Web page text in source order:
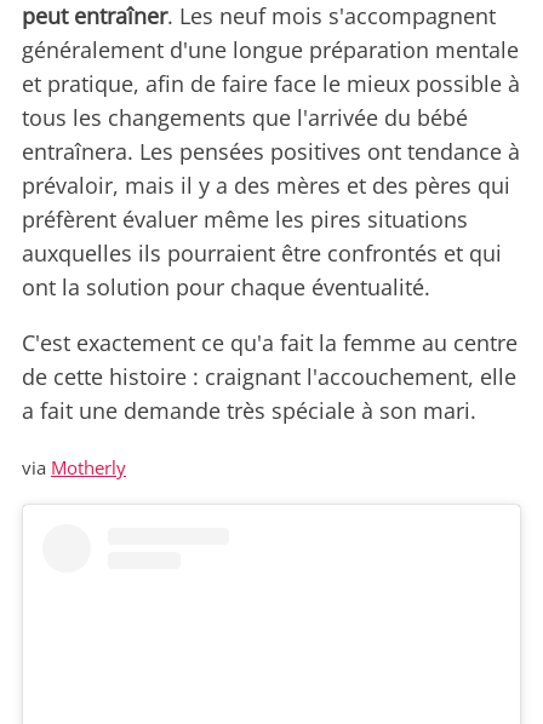
peut entraîner. Les neuf mois s'accompagnent
généralement d'une longue préparation mentale
et pratique, afin de faire face le mieux possible à
tous les changements que l'arrivée du bébé
entraînera. Les pensées positives ont tendance à
prévaloir, mais il y a des mères et des pères qui
préfèrent évaluer même les pires situations
auxquelles ils pourraient être confrontés et qui
ont la solution pour chaque éventualité.
C'est exactement ce qu'a fait la femme au centre
de cette histoire : craignant l'accouchement, elle
a fait une demande très spéciale à son mari.
via Motherly